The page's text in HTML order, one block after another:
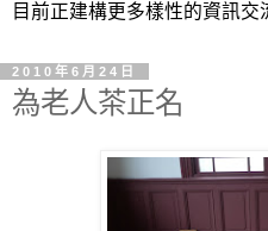
目前正建構更多樣性的資訊
2010年6月24日
為老人茶正名